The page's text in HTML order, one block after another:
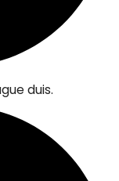
duis.